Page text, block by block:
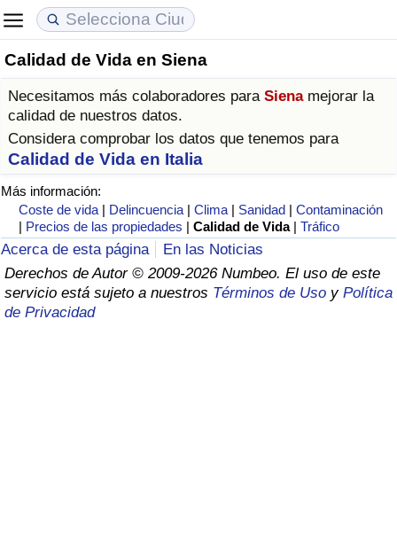
Calidad de Vida en Siena
Necesitamos más colaboradores para Sienamejorar la
calidad de nuestros datos.
Considera comprobar los datos que tenemos para
Calidad de Vida en Italia
Más información:
Coste de vida | Delincuencia |Clima | Sanidad |Contaminación
| Precios de las propiedades |Calidad de Vida |Tráfico
Acerca de esta página
En las Noticias
Derechos de Autor © 2009-2026 Numbeo. El uso de este
servicio está sujeto a nuestros Términos de Uso y Política
de Privacidad
Coste de vida
Índice de Costo de Vida (Actual)
Índice de Costo de Vida
Índice de costo de vida por país
en aqaba
Precios de las propiedades
Índice de Precios de Inmuebles (Actual)
Índice de Precios de Inmuebles
Índice de Precios de Inmuebles por País
Calidad de Vida
Índice de Calidad de Vida
Índice de Calidad de Vida (Actual)
Índice de calidad de vida por país
Delincuencia
Calificación del Índice de Criminalidad
(Actual)